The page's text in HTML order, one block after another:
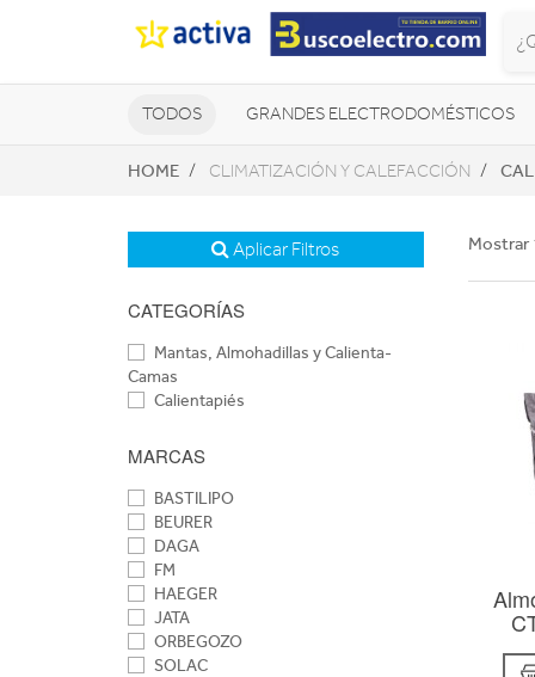
TODOS GRANDES ELECTRODOMÉSTICOS
TELEVISORES Y REPRODUCTORES
NAVEGADORES GPS
HOME CLIMATIZACIÓN Y CALEFACCIÓN
Aplicar Filtros
CATEGORÍAS
Mantas, Almohadillas y Calienta-
Camas
Calientapiés
MARCAS
BASTILIPO
BEURER
DAGA
FM
HAEGER
JATA
ORBEGOZO
SOLAC
Mostrar